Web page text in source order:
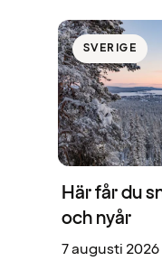
SVERIGE
Här får du
och nyår
7 augusti 2026